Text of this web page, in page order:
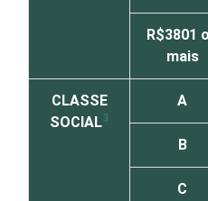
R$3801
mais
CLASSE
SOCIAL3
A
B
C